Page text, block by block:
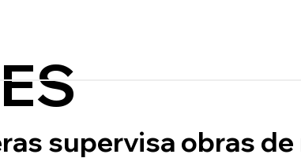
supervisa obras